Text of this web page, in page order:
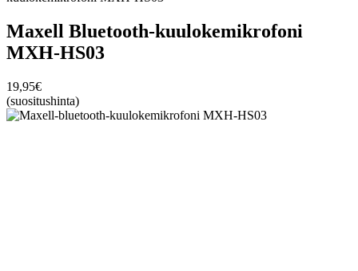
Maxell Bluetooth-kuulokemikrofoni
MXH-HS03
19,95€
(suositushinta)